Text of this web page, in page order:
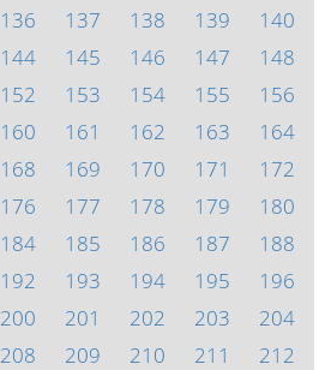
136 137 138 139
140
144 145 146 147
148
152 153 154 155
156
160 161 162 163
164
168 169 170 171
172
176 177 178 179
180
184 185 186 187
188
192 193 194 195
196
200 201 202 203
204
208 209 210 211
212